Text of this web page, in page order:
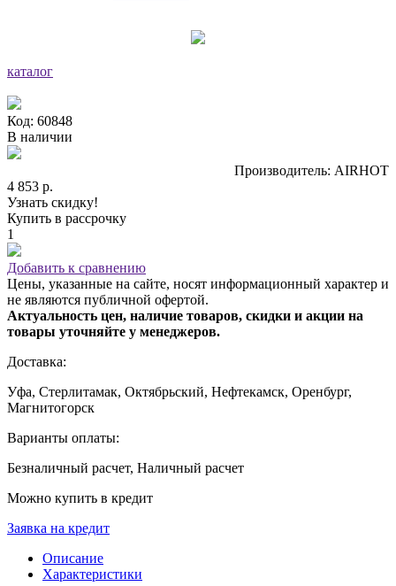
каталог
Код: 60848
В наличии
Производитель: AIRHOT
4 853 р.
Узнать скидку!
Купить в рассрочку
1
Добавить к сравнению
Цены, указанные на сайте, носят информационный характер и
не являются публичной офертой.
Актуальность цен, наличие товаров, скидки и акции на
товары уточняйте у менеджеров.
Доставка:
Уфа, Стерлитамак, Октябрьский, Нефтекамск, Оренбург,
Магнитогорск
Варианты оплаты:
Безналичный расчет, Наличный расчет
Можно купить в кредит
Заявка на кредит
Описание
Характеристики